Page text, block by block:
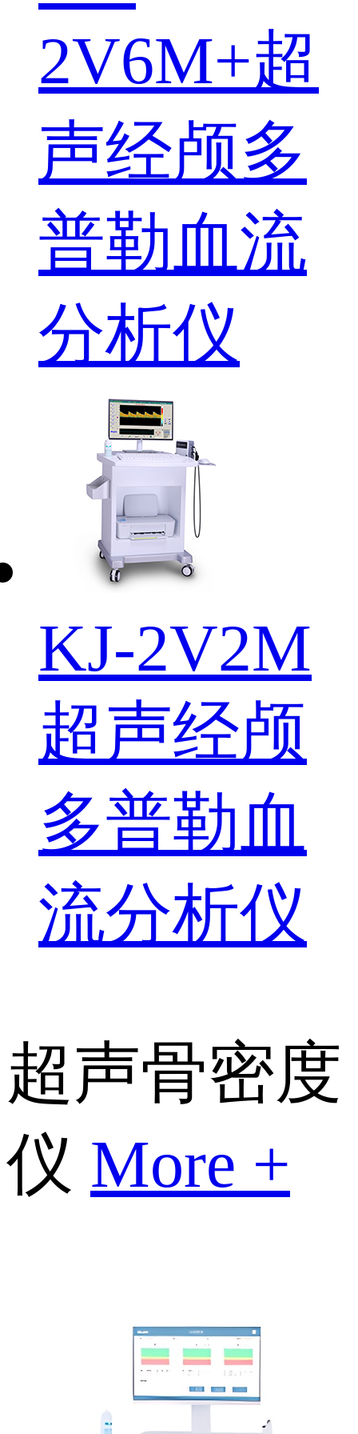
2V6M+超
声经颅多
普勒血流
分析仪
KJ-2V2M
超声经颅
多普勒血
流分析仪
超声骨密度
仪 More +